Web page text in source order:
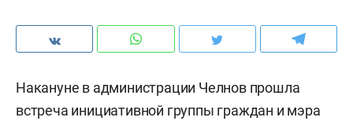
Накануне в администрации Челнов прошла
встреча инициативной группы граждан и мэра